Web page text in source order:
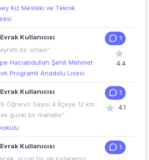
Kız Mesleki ve Teknik
Kullanıcısı
bir ortam”
Hacıabdullah Şehit Mehmet
Programlı Anadolu Lisesi
1
4.4
Kullanıcısı
Öğrenci Sayısı 4 İlçeye 12 km
güzel bir mahalle”
1
4.1
Kullanıcısı
1